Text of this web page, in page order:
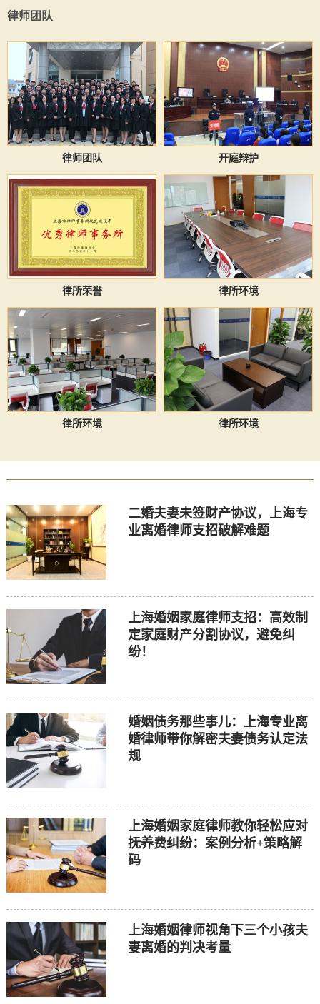
律师团队
律师团队 开庭辩护
律所荣誉 律所环境
律所环境 律所环境
二婚夫妻未签财产协议，上海专
业离婚律师支招破解难题
上海婚姻家庭律师支招：高效制
定家庭财产分割协议，避免纠
纷！
婚姻债务那些事儿：上海专业离
婚律师带你解密夫妻债务认定法
规
上海婚姻家庭律师教你轻松应对
抚养费纠纷：案例分析+策略解
码
上海婚姻律师视角下三个小孩夫
妻离婚的判决考量